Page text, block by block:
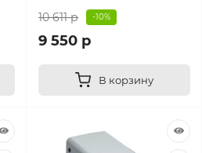
10 611 р -10%
9 550 р
В корзину